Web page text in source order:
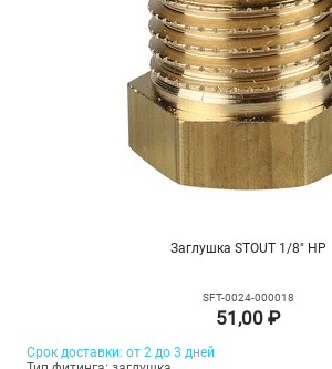
Заглушка STOUT 1/8" НР
SFT-0024-000018
51,00 ₽
Срок доставки: от 2 до 3 дней